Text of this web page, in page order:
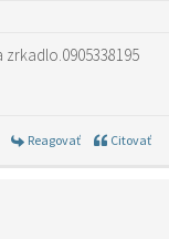
Reagovať Citovať